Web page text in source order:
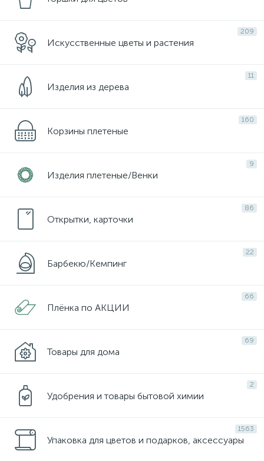
209
Искусственные цветы и растения
11
Изделия из дерева
160
Корзины плетеные
9
Изделия плетеные/Венки
86
Открытки, карточки
22
Барбекю/Кемпинг
66
Плёнка по АКЦИИ
69
Товары для дома
2
Удобрения и товары бытовой химии
1563
Упаковка для цветов и подарков, аксессуары